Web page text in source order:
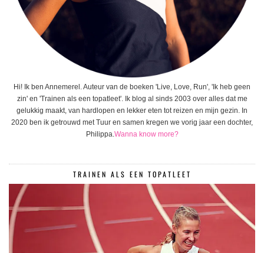
Hi! Ik ben Annemerel. Auteur van de boeken 'Live, Love, Run', 'Ik heb geen
zin' en 'Trainen als een topatleet'. Ik blog al sinds 2003 over alles dat me
gelukkig maakt, van hardlopen en lekker eten tot reizen en mijn gezin. In
2020 ben ik getrouwd met Tuur en samen kregen we vorig jaar een dochter,
Philippa.Wanna know more?
TRAINEN ALS EEN TOPATLEET